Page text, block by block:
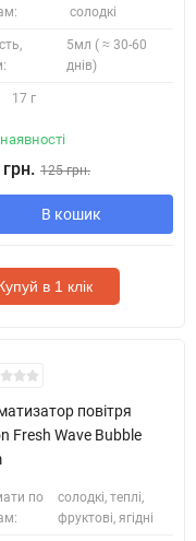
солодкі
5мл ( ≈ 30-60
днів)
17 г
125 грн.
В кошик
в 1 клік
повітря
Fresh Wave Bubble
по
солодкі, теплі,
фруктові, ягідні